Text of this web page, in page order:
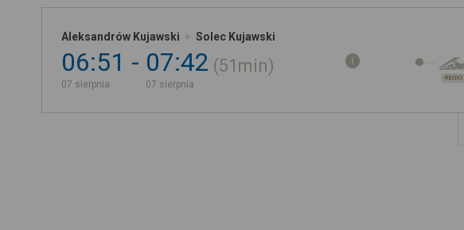
Aleksandrów Kujawski Solec Kujawski
06:51
07 sierpnia
07:42
07 sierpnia
51min
REGIO